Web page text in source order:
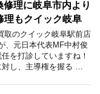
理に岐阜市内より
理もクイック岐阜
取のクイック岐阜駅前店
元日本代表MF中村俊
を打診していますね！
し、主導権を握る …